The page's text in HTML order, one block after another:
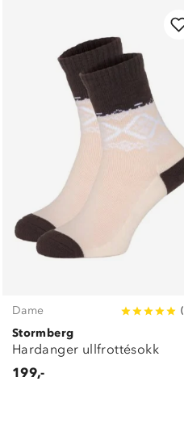
Dame (
Stormberg
Hardanger ullfrottésokk
199,-